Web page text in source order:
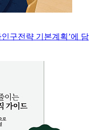
구전략 기본계획’에 담